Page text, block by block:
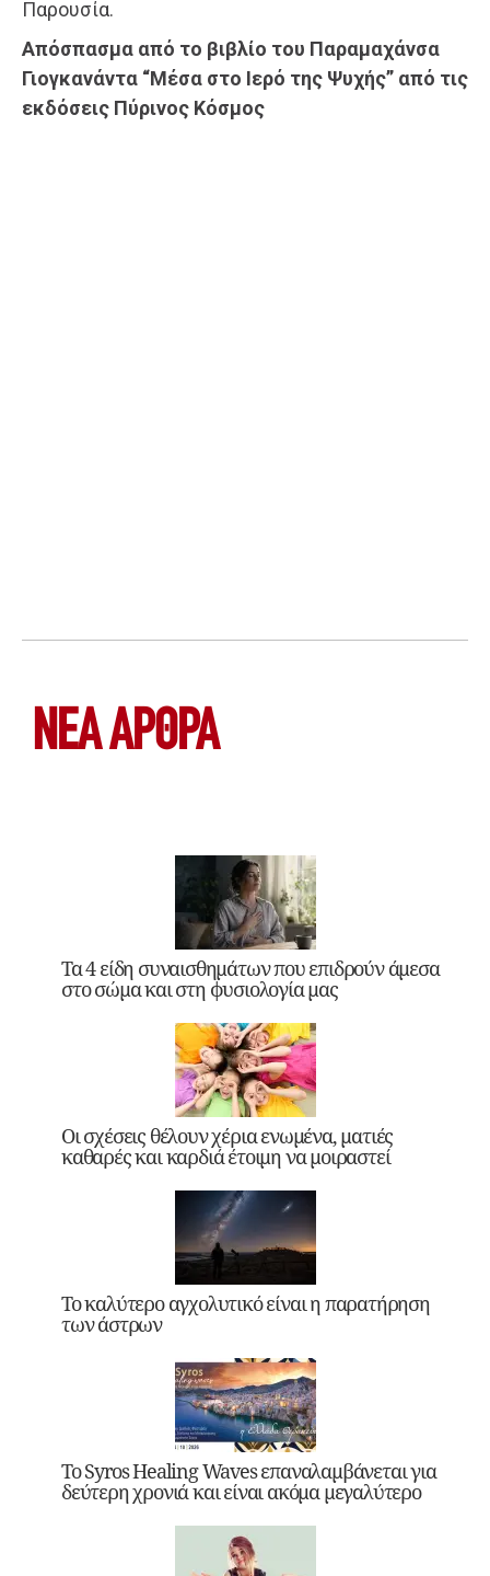
Παρουσία.
Απόσπασμα από το βιβλίο του Παραμαχάνσα
Γιογκανάντα “Μέσα στο Ιερό της Ψυχής” από τις
εκδόσεις Πύρινος Κόσμος
ΝΕΑ ΆΡΘΡΑ
Τα 4 είδη συναισθημάτων που επιδρούν άμεσα
στο σώμα και στη φυσιολογία μας
Οι σχέσεις θέλουν χέρια ενωμένα, ματιές
καθαρές και καρδιά έτοιμη να μοιραστεί
Το καλύτερο αγχολυτικό είναι η παρατήρηση
των άστρων
Το Syros Healing Waves επαναλαμβάνεται για
δεύτερη χρονιά και είναι ακόμα μεγαλύτερο